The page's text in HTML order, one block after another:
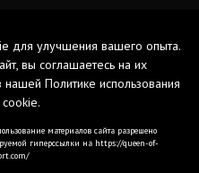
для улучшения вашего опыта.
вы соглашаетесь на их
нашей Политике использования
.
материалов сайта разрешено
гиперссылки на https://queen-of-